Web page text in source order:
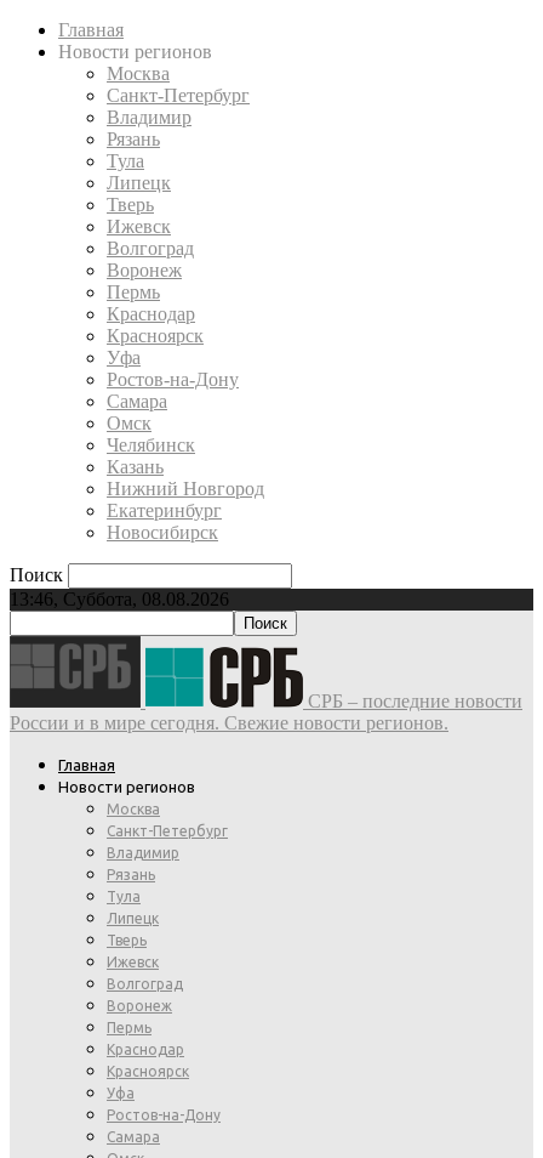
Главная
Новости регионов
Москва
Санкт-Петербург
Владимир
Рязань
Тула
Липецк
Тверь
Ижевск
Волгоград
Воронеж
Пермь
Краснодар
Красноярск
Уфа
Ростов-на-Дону
Самара
Омск
Челябинск
Казань
Нижний Новгород
Екатеринбург
Новосибирск
Поиск
13:46, Суббота, 08.08.2026
СРБ – последние новости
России и в мире сегодня. Свежие новости регионов.
Главная
Новости регионов
Москва
Санкт-Петербург
Владимир
Рязань
Тула
Липецк
Тверь
Ижевск
Волгоград
Воронеж
Пермь
Краснодар
Красноярск
Уфа
Ростов-на-Дону
Самара